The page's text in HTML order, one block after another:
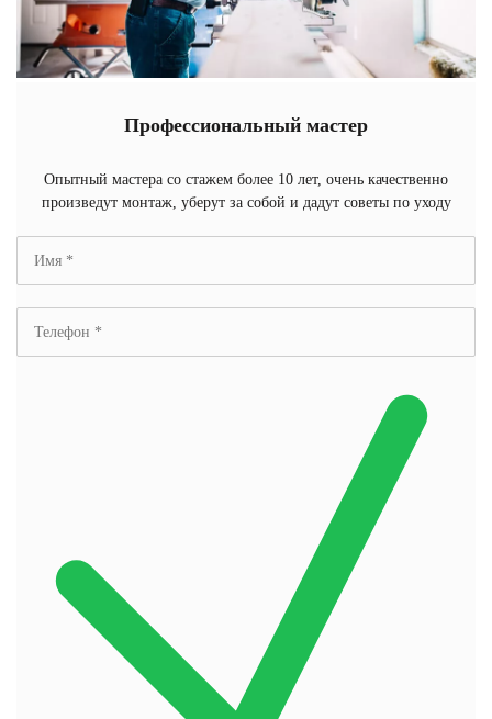
Профессиональный мастер
Опытный мастера со стажем более 10 лет, очень качественно
произведут монтаж, уберут за собой и дадут советы по уходу